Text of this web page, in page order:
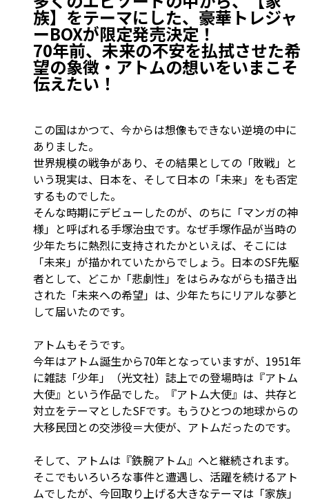
族】をテーマにした、豪華トレジャ
ーBOXが限定発売決定！
70年前、未来の不安を払拭させた希
望の象徴・アトムの想いをいまこそ
伝えたい！
この国はかつて、今からは想像もできない逆境の中に
ありました。
世界規模の戦争があり、その結果としての「敗戦」と
いう現実は、日本を、そして日本の「未来」をも否定
するものでした。
そんな時期にデビューしたのが、のちに「マンガの神
様」と呼ばれる手塚治虫です。なぜ手塚作品が当時の
少年たちに熱烈に支持されたかといえば、そこには
「未来」が描かれていたからでしょう。日本のSF先駆
者として、どこか「悲劇性」をはらみながらも描き出
された「未来への希望」は、少年たちにリアルな夢と
して届いたのです。
アトムもそうです。
今年はアトム誕生から70年となっていますが、1951年
に雑誌「少年」（光文社）誌上での登場時は『アトム
大使』という作品でした。『アトム大使』は、共存と
対立をテーマとしたSFです。もうひとつの地球からの
大移民団との交渉役＝大使が、アトムだったのです。
そして、アトムは『鉄腕アトム』へと継続されます。
そこでもいろいろな事件と遭遇し、活躍を続けるアト
ムでしたが、今回取り上げる大きなテーマは「家族」